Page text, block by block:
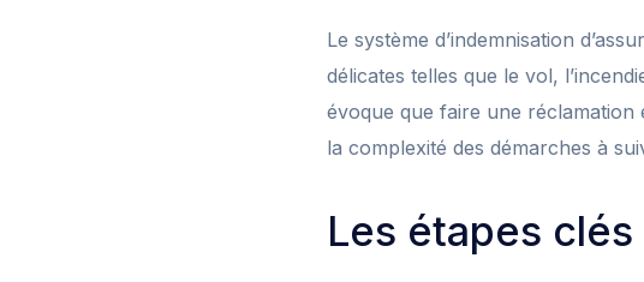
Le système d’indemnisation
délicates telles que le vol,
évoque que faire une réclamation
la complexité des démarches à
Les étapes clés